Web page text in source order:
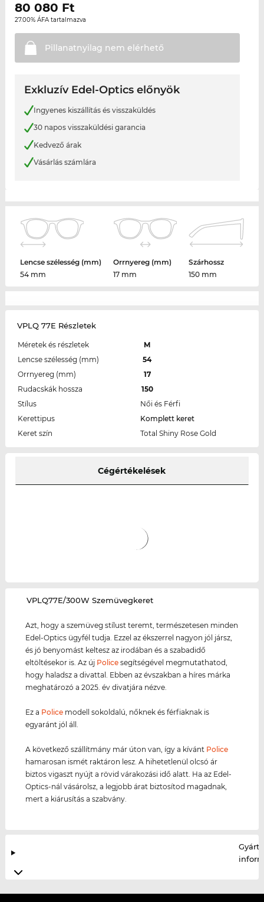
80 080 Ft
27.00% ÁFA tartalmazva
Pillanatnyilag nem elérhető
Exkluzív Edel-Optics előnyök
Ingyenes kiszállítás és visszaküldés
30 napos visszaküldési garancia
Kedvező árak
Vásárlás számlára
Lencse szélesség (mm)
54 mm
Orrnyereg (mm)
17 mm
Szárhossz
150 mm
VPLQ 77E Részletek
Méretek és részletek
M
Lencse szélesség (mm)
54
Orrnyereg (mm)
17
Rudacskák hossza
150
Stílus
Női és Férfi
Kerettipus
Komplett keret
Keret szín
Total Shiny Rose Gold
Cégértékelések
‌VPLQ77E/300W Szemüvegkeret
Azt, hogy a szemüveg stílust teremt, természetesen minden
Edel-Optics ügyfél tudja. Ezzel az ékszerrel nagyon jól jársz,
és jó benyomást keltesz az irodában és a szabadidő
eltöltésekor is. Az új Police segítségével megmutathatod,
hogy haladsz a divattal. Ebben az évszakban a híres márka
meghatározó a 2025. év divatjára nézve.
Ez a Police modell sokoldalú, nőknek és férfiaknak is
egyaránt jól áll.
A következő szállítmány már úton van, így a kívánt Police
hamarosan ismét raktáron lesz. A hihetetlenül olcsó ár
biztos vigaszt nyújt a rövid várakozási idő alatt. Ha az Edel-
Optics-nál vásárolsz, a legjobb árat biztosítod magadnak,
mert a kiárusítás a szabvány.